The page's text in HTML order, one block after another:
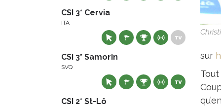
sur
CSI 3* Cervia
ITA
CSI 3* Samorin
SVQ
CSI 2* St-Lô